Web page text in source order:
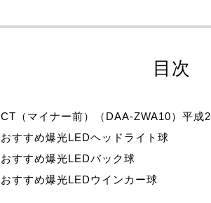
目次
CT（マイナー前）（DAA-ZWA10）平成
おすすめ爆光LEDヘッドライト球
おすすめ爆光LEDバック球
おすすめ爆光LEDウインカー球